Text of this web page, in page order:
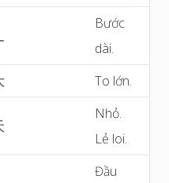
Bước
dài.
To lớn.
Nhỏ.
Lẻ loi.
Đầu